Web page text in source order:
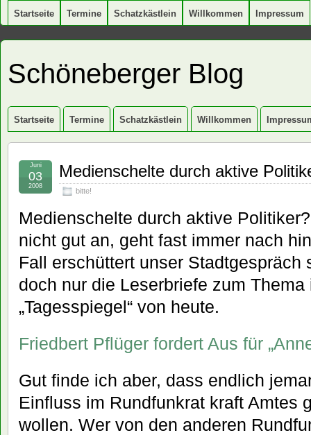
Startseite Termine Schatzkästlein Willkommen Impressum
Schöneberger Blog
Startseite Termine Schatzkästlein Willkommen
Medienschelte durch aktive
bitte!
Juni
03
2008
Medienschelte durch aktive
nicht gut an, geht fast immer nach
Fall erschüttert unser Stadtgespräch
doch nur die Leserbriefe zum Thema
„Tagesspiegel“ von heute.
Friedbert Pflüger fordert Aus für
Gut finde ich aber, dass endlich
Einfluss im Rundfunkrat kraft Amtes
wollen. Wer von den anderen